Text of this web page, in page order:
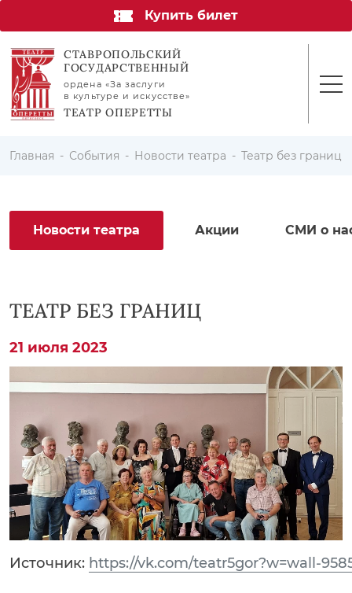
Купить билет
СТАВРОПОЛЬСКИЙ
ГОСУДАРСТВЕННЫЙ
ордена «За заслуги
в культуре и искусстве»
ТЕАТР ОПЕРЕТТЫ
Главная События Новости театра Театр без границ
Новости театра Акции СМИ о
ТЕАТР БЕЗ ГРАНИЦ
21 июля 2023
Источник: https://vk.com/teatr5gor?w=wall-